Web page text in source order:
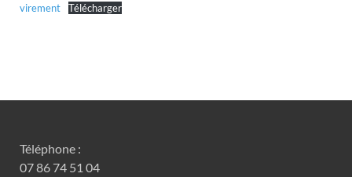
virement
Télécharger
Téléphone :
07 86 74 51 04